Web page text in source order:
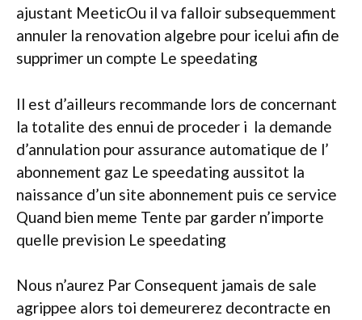
ajustant MeeticOu il va falloir subsequemment
annuler la renovation algebre pour icelui afin de
supprimer un compte Le speedating
Il est d’ailleurs recommande lors de concernant
la totalite des ennui de proceder i la demande
d’annulation pour assurance automatique de l’
abonnement gaz Le speedating aussitot la
naissance d’un site abonnement puis ce service
Quand bien meme Tente par garder n’importe
quelle prevision Le speedating
Nous n’aurez Par Consequent jamais de sale
agrippee alors toi demeurerez decontracte en